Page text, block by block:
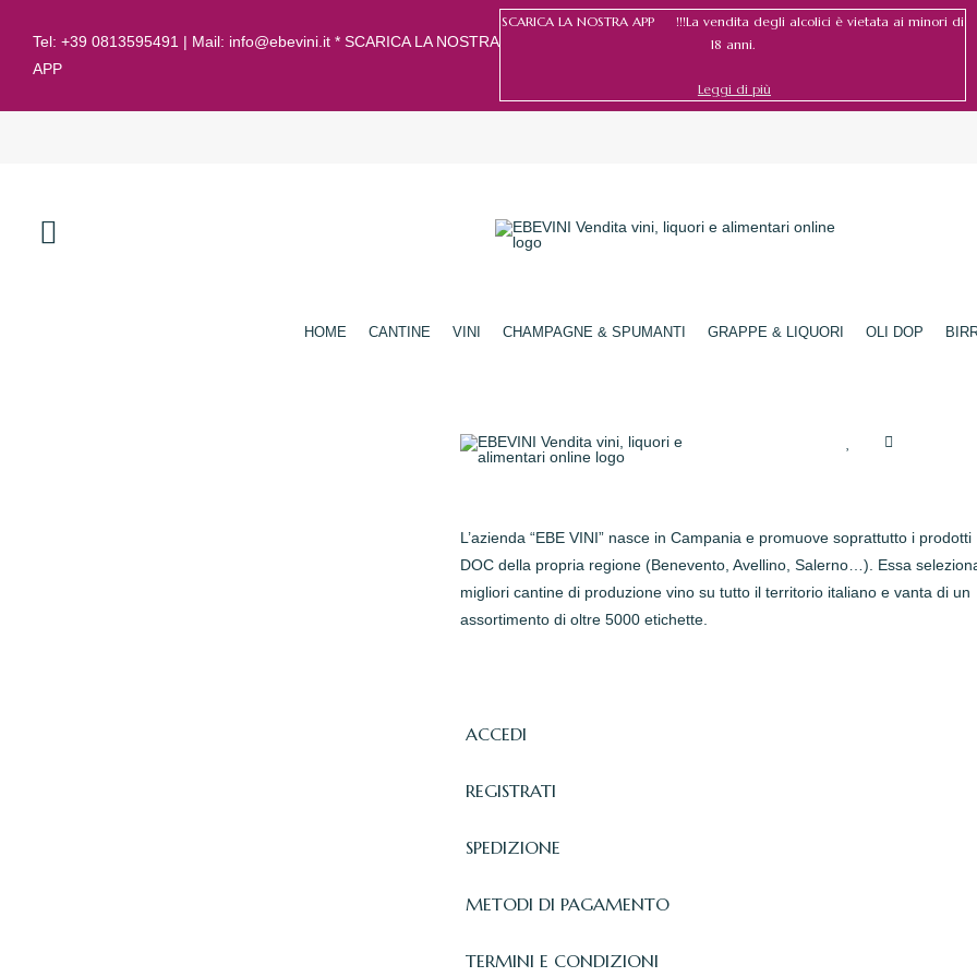
Tel: +39 0813595491 | Mail: info@ebevini.it * SCARICA LA NOSTRA
APP
SCARICA LA NOSTRA APP !!!La vendita degli alcolici è vietata ai minori di
18 anni.
Leggi di più
HOME CANTINE VINI CHAMPAGNE & SPUMANTI GRAPPE & LIQUORI OLI DOP
L’azienda “EBE VINI” nasce in Campania e promuove soprattutto i prodotti
DOC della propria regione (Benevento, Avellino, Salerno…). Essa
migliori cantine di produzione vino su tutto il territorio italiano e vanta di un
assortimento di oltre 5000 etichette.
ACCEDI
REGISTRATI
SPEDIZIONE
METODI DI PAGAMENTO
TERMINI E CONDIZIONI